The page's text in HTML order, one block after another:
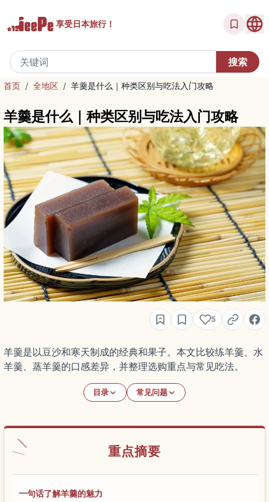
享受日本旅行！
首页 / 全地区 / 羊羹是什么｜种类区别与吃法入门攻略
羊羹是什么｜种类区别与吃法入门攻略
5
羊羹是以豆沙和寒天制成的经典和果子。本文比较练羊羹、水
羊羹、蒸羊羹的口感差异，并整理选购重点与常见吃法。
目录 常见问题
重点摘要
一句话了解羊羹的魅力